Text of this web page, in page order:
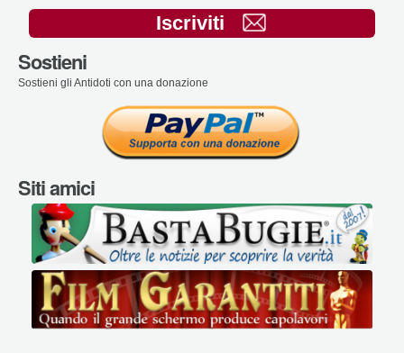
Iscriviti
Sostieni
Sostieni gli Antidoti con una donazione
Siti amici